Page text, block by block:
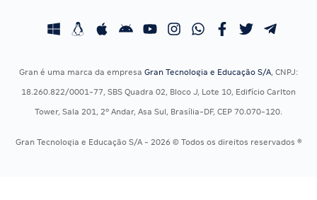
Concursos Fiscais
Concursos Saúde
Residência Multiprofissional
Calendário OAB
Gran é uma marca da empresa Gran Tecnologia e Educação S/A, CNPJ:
18.260.822/0001-77, SBS Quadra 02, Bloco J, Lote 10, Edifício Carlton
Tower, Sala 201, 2º Andar, Asa Sul, Brasília-DF, CEP 70.070-120.
Gran Tecnologia e Educação S/A - 2026 © Todos os direitos reservados ®